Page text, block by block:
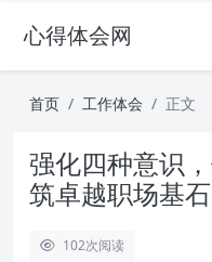
心得体会网
首页 工作体会 正文
强化四种意识
筑卓越职场基石
102次阅读